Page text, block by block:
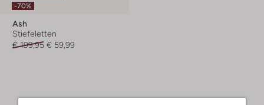
-70%
Ash
Stiefeletten
€ 199,95 € 59,99